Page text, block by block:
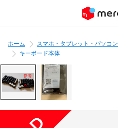
ホーム スマホ・タブレット・パソコン
キーボード本体